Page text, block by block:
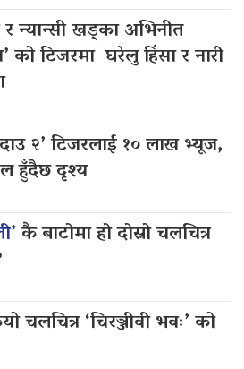
र न्यान्सी खड्का अभिनीत
को टिजरमा घरेलु हिंसा र नारी
दाउ २’ टिजरलाई १० लाख भ्यूज,
हुँदैछ दृश्य
कै बाटोमा हो दोस्रो चलचित्र
चलचित्र ‘चिरञ्जीवी भवः’ को